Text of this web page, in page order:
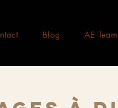
Blog AE